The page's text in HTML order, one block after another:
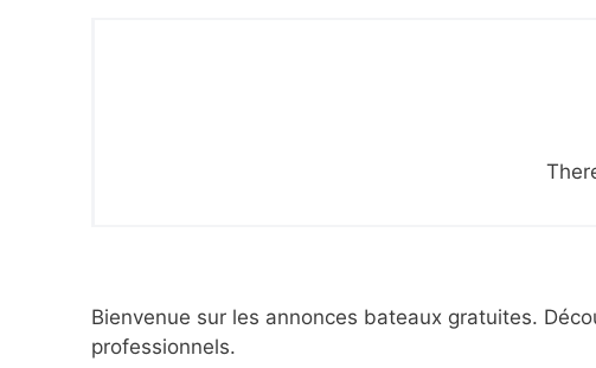
Bienvenue sur les annonces bateaux gratuites.
professionnels.